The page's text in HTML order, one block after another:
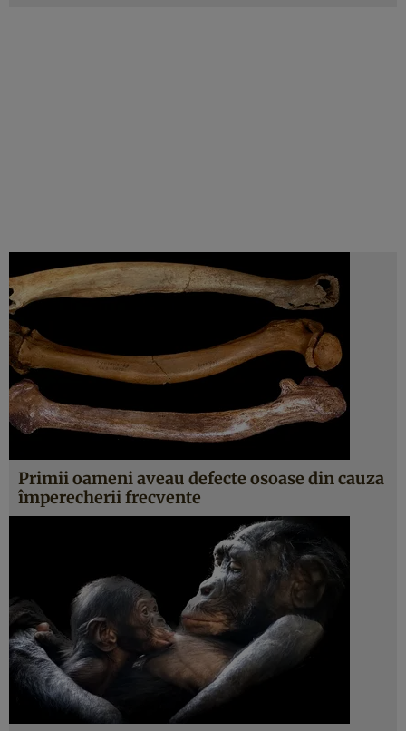
Primii oameni aveau defecte osoase din cauza
împerecherii frecvente